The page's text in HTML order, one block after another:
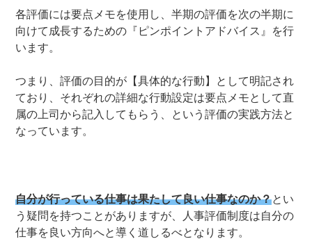
各評価には要点メモを使用し、半期の評価を次の半期に
向けて成長するための『ピンポイントアドバイス』を行
います。
つまり、評価の目的が【具体的な行動】として明記され
ており、それぞれの詳細な行動設定は要点メモとして直
属の上司から記入してもらう、という評価の実践方法と
なっています。
自分が行っている仕事は果たして良い仕事なのか？とい
う疑問を持つことがありますが、人事評価制度は自分の
仕事を良い方向へと導く道しるべとなります。